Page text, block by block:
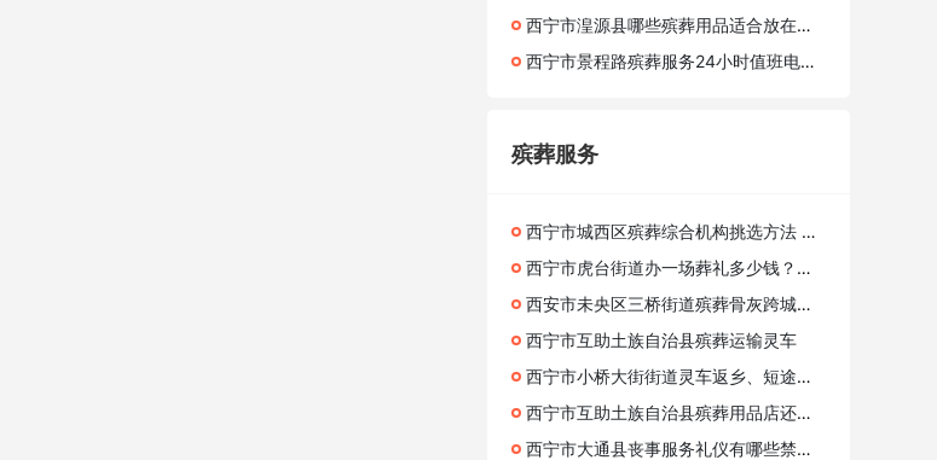
西宁市湟源县哪些殡葬用品适合放在灵堂？送葬车出租、殡葬服务有限公司
西宁市景程路殡葬服务24小时值班电话是多少？殡葬服务公司、灵车丧事一条龙、收费合理
殡葬服务
西宁市城西区殡葬综合机构挑选方法 丧葬全套一站式机构标准
西宁市虎台街道办一场葬礼多少钱？殡葬一条龙收费项目与性价比分析
西安市未央区三桥街道殡葬骨灰跨城转运护送咨询服务
西宁市互助土族自治县殡葬运输灵车
西宁市小桥大街街道灵车返乡、短途殡葬车租赁
西宁市互助土族自治县殡葬用品店还卖哪些用品?寿衣定制费用、灵车租车
西宁市大通县丧事服务礼仪有哪些禁忌需要注意？灵车转接、冰棺出租